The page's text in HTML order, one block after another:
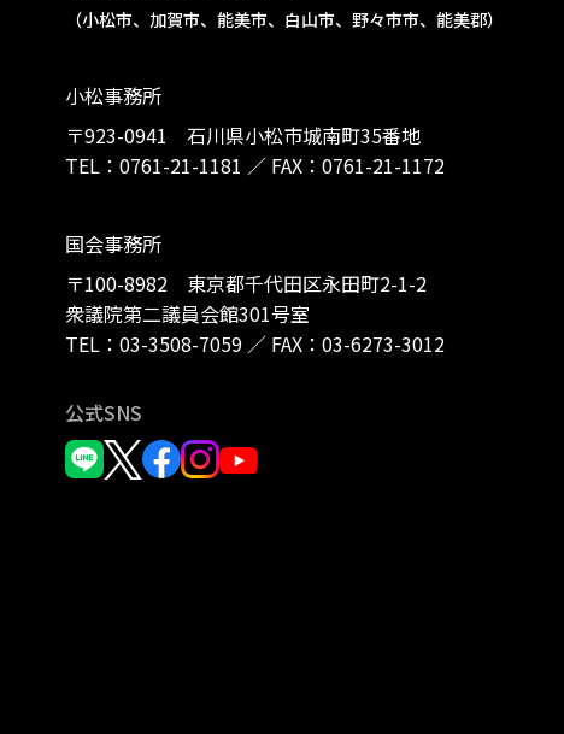
（小松市、加賀市、能美市、白山市、野々市市、能美郡）
小松事務所
〒923-0941 石川県小松市城南町35番地
TEL： 0761-21-1181 ／ FAX：0761-21-1172
国会事務所
〒100-8982 東京都千代田区永田町2-1-2
衆議院第二議員会館301号室
TEL： 03-3508-7059／ FAX：03-6273-3012
公式SNS